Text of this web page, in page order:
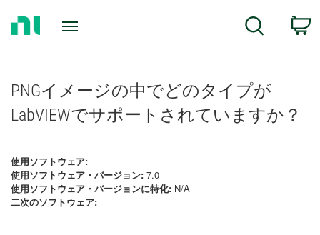
Search
PNGイメージの中でどのタイプが
LabVIEWでサポートされていますか？
使用ソフトウェア:
使用ソフトウェア・バージョン: 7.0
使用ソフトウェア・バージョンに特化: N/A
二次のソフトウェア: